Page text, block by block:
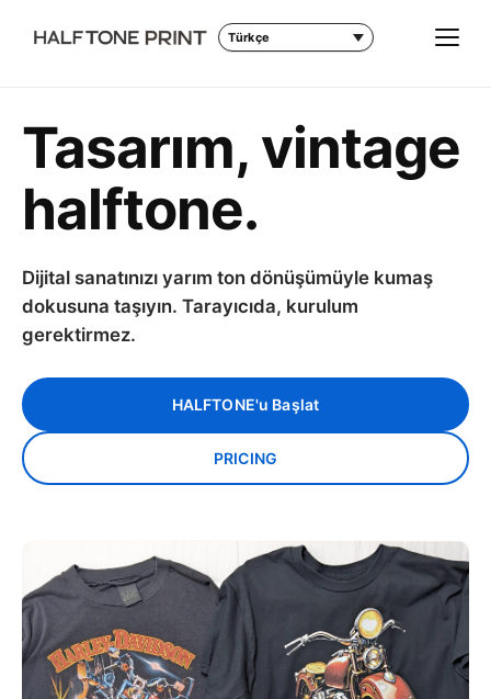
Dil
Tasarım, vintage
halftone.
Dijital sanatınızı yarım ton dönüşümüyle kumaş
dokusuna taşıyın. Tarayıcıda, kurulum
gerektirmez.
HALFTONE'u Başlat
PRICING